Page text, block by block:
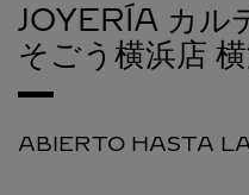
JOYERÍA カル
そごう横浜店
ABIERTO HASTA